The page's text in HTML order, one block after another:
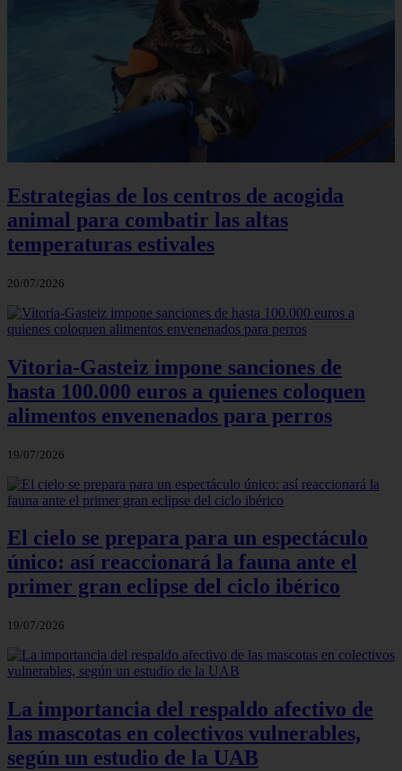
Estrategias de los centros de acogida
animal para combatir las altas
temperaturas estivales
20/07/2026
Vitoria-Gasteiz impone sanciones de
hasta 100.000 euros a quienes coloquen
alimentos envenenados para perros
19/07/2026
El cielo se prepara para un espectáculo
único: así reaccionará la fauna ante el
primer gran eclipse del ciclo ibérico
19/07/2026
La importancia del respaldo afectivo de
las mascotas en colectivos vulnerables,
según un estudio de la UAB